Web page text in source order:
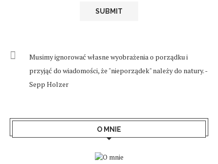
Musimy ignorować własne wyobrażenia o porządku i
przyjąć do wiadomości, że "nieporządek" należy do natury. -
Sepp Holzer
O MNIE